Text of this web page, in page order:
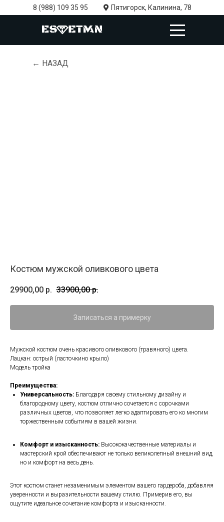
8 (988) 109 35 95 Пятигорск, Калинина, 78
← НАЗАД
Костюм мужской оливкового цвета
29900,00 р. 33900,00 р.
Записаться а примерку
Мужской костюм очень красивого оливкового (травяного) цвета.
Лацкан: острый (ласточкино крыло)
Модель тройка
Преимущества:
Универсальность: Благодаря своему стильному дизайну и
благородному цвету, костюм отлично сочетается с сорочками
различных цветов, что позволяет легко адаптировать его ко многим
торжественным событиям в вашей жизни.
Комфорт и изысканность: Высококачественные материалы и
мастерский крой обеспечивают не только великолепный внешний вид,
но и комфорт на весь день.
Этот костюм станет незаменимым элементом вашего гардероба, добавляя
уверенности и выразительности вашему стилю. Примерив его, вы
ощутите идеальное сочетание комфорта и изысканности.